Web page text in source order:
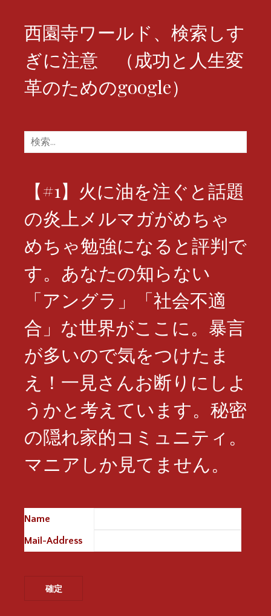
西園寺ワールド、検索しす
ぎに注意 （成功と人生変
革のためのgoogle）
検
索:
【#1】火に油を注ぐと話題
の炎上メルマガがめちゃ
めちゃ勉強になると評判で
す。あなたの知らない
「アングラ」「社会不適
合」な世界がここに。暴言
が多いので気をつけたま
え！一見さんお断りにしよ
うかと考えています。秘密
の隠れ家的コミュニティ。
マニアしか見てません。
Name
Mail-Address